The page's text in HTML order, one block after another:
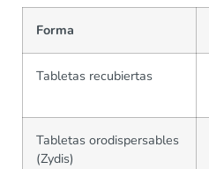
Forma
Tabletas recubiertas
Tabletas orodispersables
(Zydis)